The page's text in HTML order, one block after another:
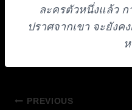
ละครตัวหนึ่งแล้ว ก
ปราศจากเขา จะยังค
แนะแนว
PREVIOUS